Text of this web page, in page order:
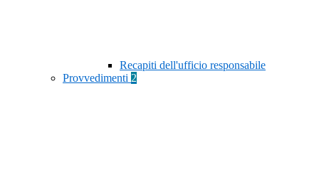
Recapiti dell'ufficio responsabile
Provvedimenti 2